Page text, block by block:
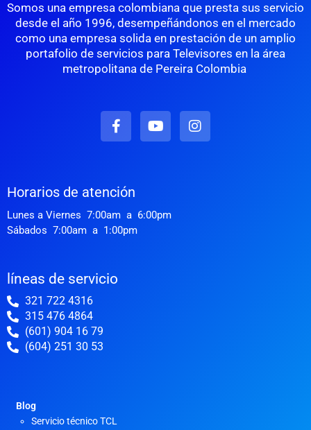
Somos una empresa colombiana que presta sus servicio
desde el año 1996, desempeñándonos en el mercado
como una empresa solida en prestación de un amplio
portafolio de servicios para Televisores en la área
metropolitana de Pereira Colombia
F
a
c
o
o
k
-
Y
o
u
I
n
s
Horarios de atención
Lunes a Viernes 7:00am a 6:00pm
Sábados 7:00am a 1:00pm
líneas de servicio
321 722 4316
315 476 4864
(601) 904 16 79
(604) 251 30 53
Blog
Servicio técnico TCL